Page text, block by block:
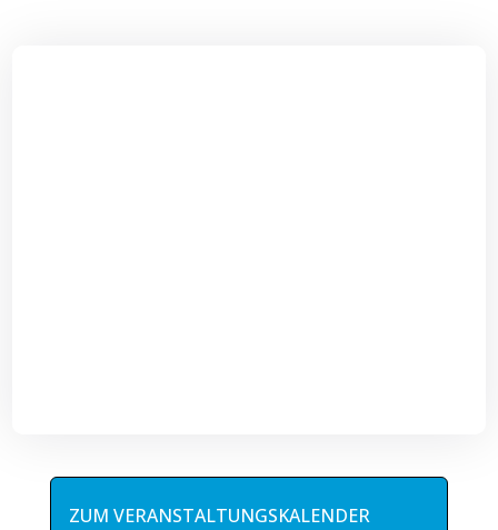
ZUM VERANSTALTUNGSKALENDER